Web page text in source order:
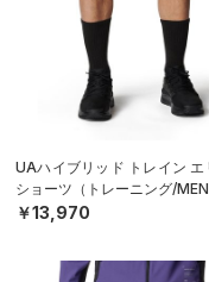
UAハイブリッド トレイン エ
ショーツ（トレーニング/MEN
￥13,970